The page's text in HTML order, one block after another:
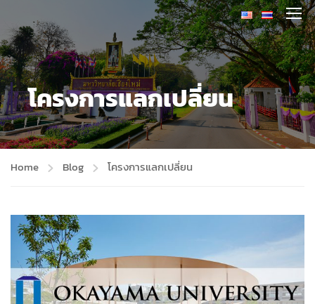
โครงการแลกเปลี่ยน
Home Blog โครงการแลกเปลี่ยน